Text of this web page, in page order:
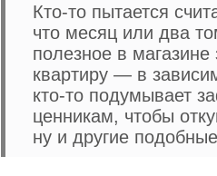
Кто-то пытается
что месяц или два
полезное в
квартиру — в
кто-то подумывает
ценникам, чтобы
ну и другие